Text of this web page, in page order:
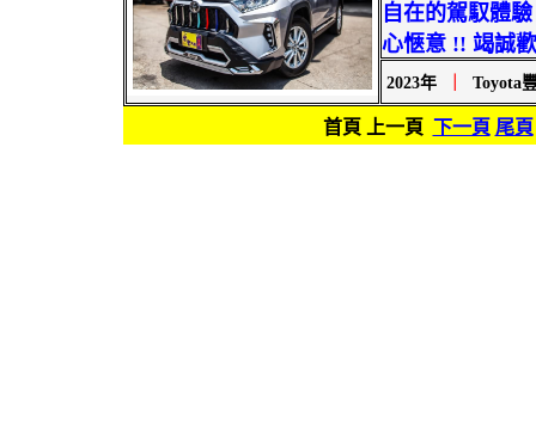
自在的駕馭體
心愜意 !! 竭誠
2023年 Toyota
首頁 上一頁 下一頁 尾頁